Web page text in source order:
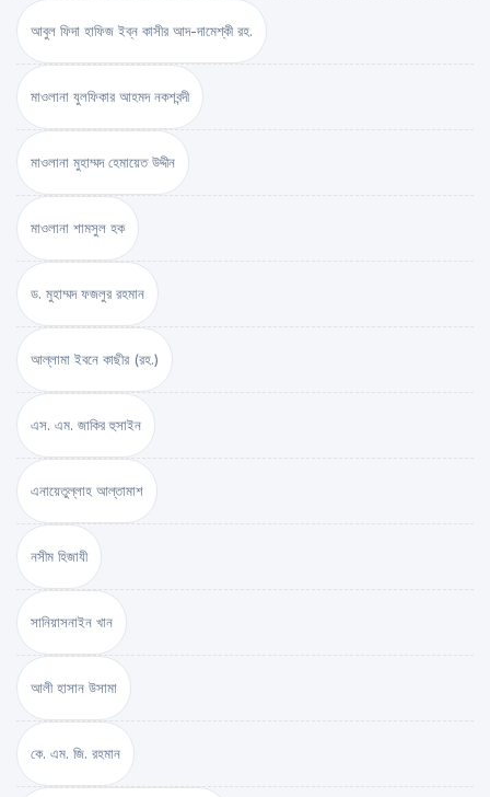
আবুল ফিদা হাফিজ ইব্‌ন কাসীর আদ-দামেশ্‌কী রহ.
মাওলানা যুলফিকার আহমদ নকশবন্দী
মাওলানা মুহাম্মদ হেমায়েত উদ্দীন
মাওলানা শামসুল হক
ড. মুহাম্মদ ফজলুর রহমান
আল্লামা ইবনে কাছীর (রহ.)
এস. এম. জাকির হুসাইন
এনায়েতুল্লাহ আল্‌তামাশ
নসীম হিজাযী
সানিয়াসনাইন খান
আলী হাসান উসামা
কে. এম. জি. রহমান